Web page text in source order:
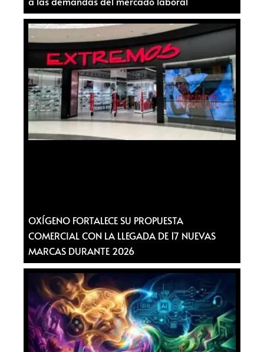
OXÍGENO FORTALECE SU PROPUESTA
COMERCIAL CON LA LLEGADA DE 17 NUEVAS
MARCAS DURANTE 2026